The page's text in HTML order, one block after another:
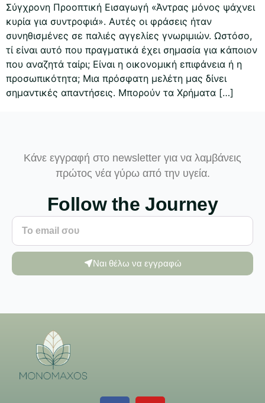
Σύγχρονη Προοπτική Εισαγωγή «Άντρας μόνος ψάχνει
κυρία για συντροφιά». Αυτές οι φράσεις ήταν
συνηθισμένες σε παλιές αγγελίες γνωριμιών. Ωστόσο,
τί είναι αυτό που πραγματικά έχει σημασία για κάποιον
που αναζητά ταίρι; Είναι η οικονομική επιφάνεια ή η
προσωπικότητα; Μια πρόσφατη μελέτη μας δίνει
σημαντικές απαντήσεις. Μπορούν τα Χρήματα […]
Κάνε εγγραφή στο newsletter για να λαμβάνεις
πρώτος νέα γύρω από την υγεία.
Follow the Journey
Ναι θέλω να εγγραφώ